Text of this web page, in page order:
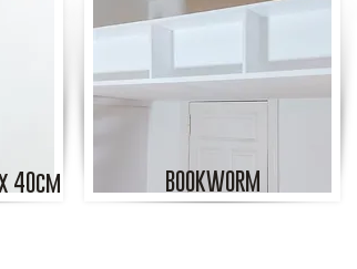
40cm BOOKWORM